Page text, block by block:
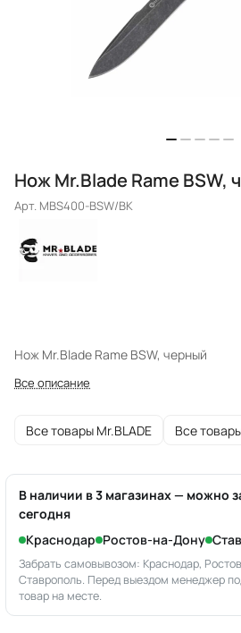
Нож Mr.Blade Rame BSW,
Арт. MBS400-BSW/BK
Нож Mr.Blade Rame BSW, черный
Все описание
Все товары Mr.BLADE Все
В наличии в 3 магазинах — можно
сегодня
Краснодар Ростов-на-Дону
Забрать самовывозом: Краснодар,
Ставрополь. Перед выездом менеджер
товар на месте.